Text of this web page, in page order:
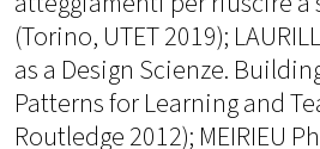
(Torino, UTET 2019);
as a Design Scienze.
Patterns for Learning and
Routledge 2012); MEIRIEU